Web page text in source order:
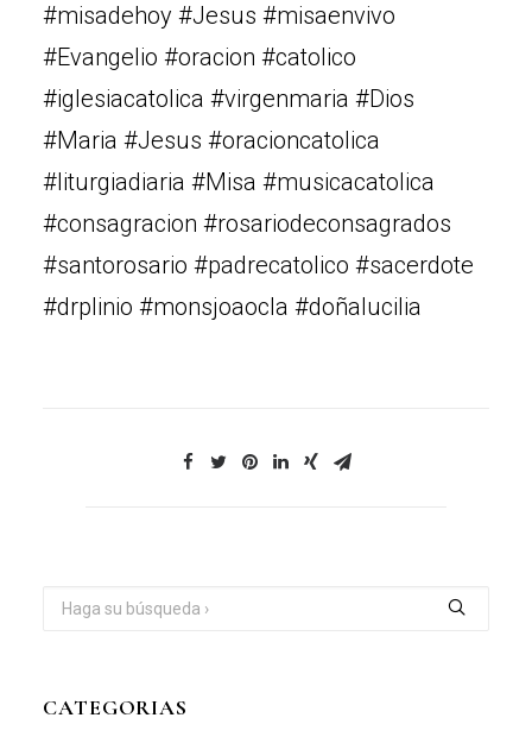
#misadehoy #Jesus #misaenvivo
#Evangelio #oracion #catolico
#iglesiacatolica #virgenmaria #Dios
#Maria #Jesus #oracioncatolica
#liturgiadiaria #Misa #musicacatolica
#consagracion #rosariodeconsagrados
#santorosario #padrecatolico #sacerdote
#drplinio #monsjoaocla #doñalucilia
CATEGORIAS